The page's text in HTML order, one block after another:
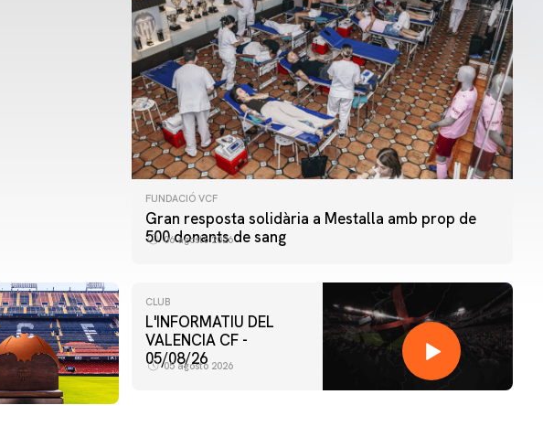
FUNDACIÓ VCF
Gran resposta solidària a Mestalla amb prop de
500 donants de sang
06 agosto 2026
CLUB
L'INFORMATIU DEL
VALENCIA CF -
05/08/26
05 agosto 2026